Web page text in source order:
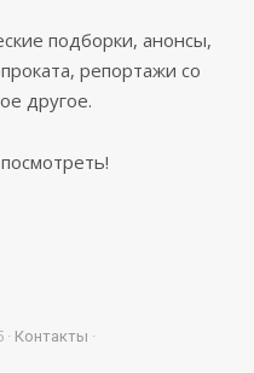
подборки, анонсы,
репортажи со
другое.
Контакты ·